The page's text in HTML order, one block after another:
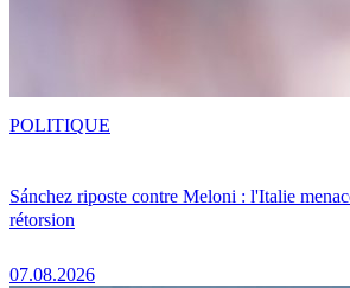
Sánchez riposte contre Meloni : l'Italie
rétorsion
07.08.2026
POLITIQUE